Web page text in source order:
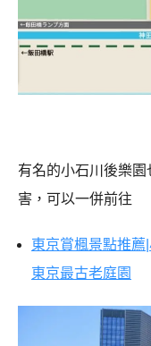
有名的小石川後樂
害，可以一併前往
東京賞楓景點推薦
東京最古老庭園